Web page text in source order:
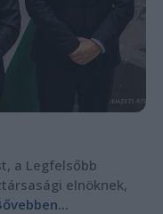
a Legfelsőbb
elnöknek,